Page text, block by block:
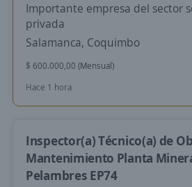
Importante empresa del sector
privada
Salamanca, Coquimbo
$ 600.000,00 (Mensual)
Hace 1 hora
Inspector(a) Técnico(a) de
Mantenimiento Planta
Pelambres EP74